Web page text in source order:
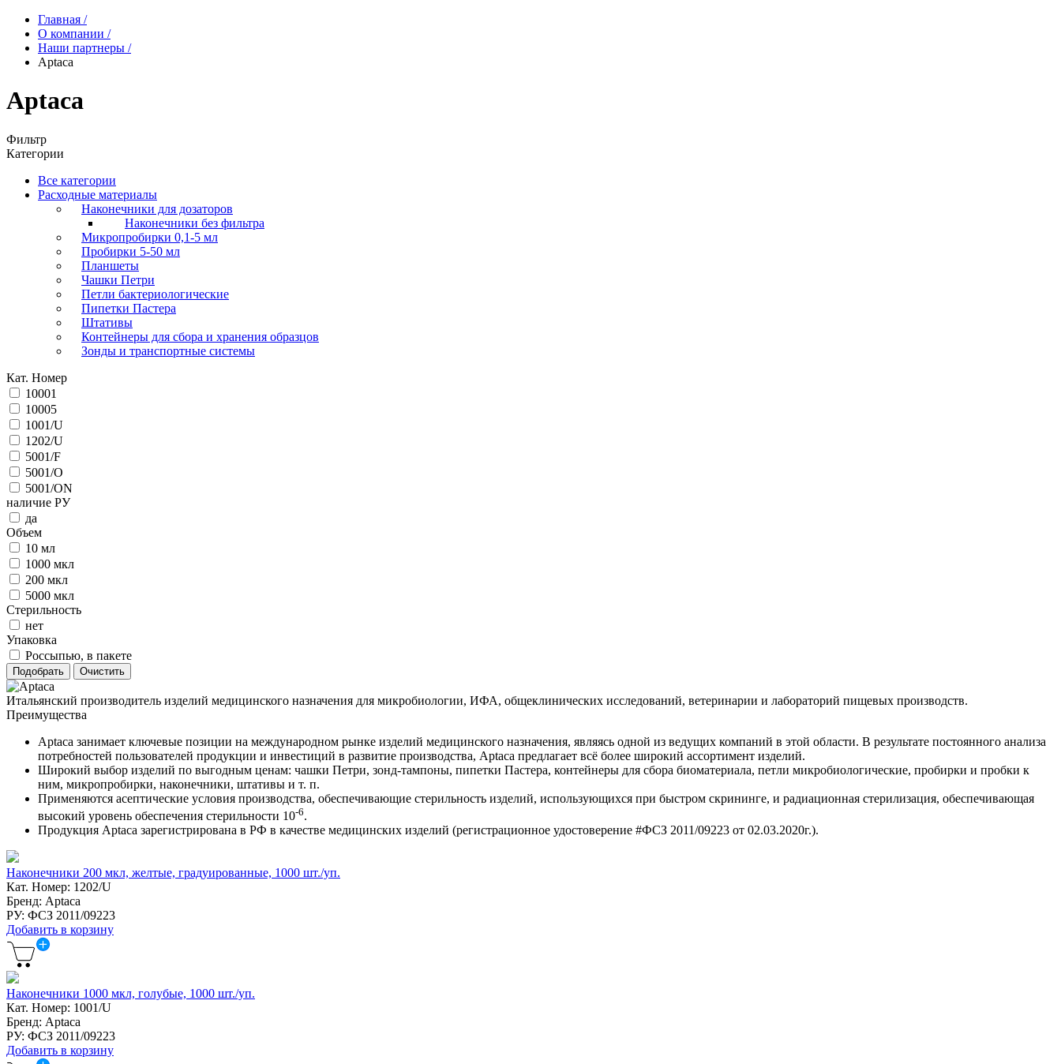
Главная /
О компании /
Наши партнеры /
Aptaca
Aptaca
Фильтр
Категории
Все категории
Расходные материалы
Наконечники для дозаторов
Наконечники без фильтра
Микропробирки 0,1-5 мл
Пробирки 5-50 мл
Планшеты
Чашки Петри
Петли бактериологические
Пипетки Пастера
Штативы
Контейнеры для сбора и хранения образцов
Зонды и транспортные системы
Кат. Номер
10001
10005
1001/U
1202/U
5001/F
5001/O
5001/ON
наличие РУ
да
Объем
10 мл
1000 мкл
200 мкл
5000 мкл
Стерильность
нет
Упаковка
Россыпью, в пакете
Итальянский производитель изделий медицинского назначения для микробиологии, ИФА, общеклинических исследований, ветеринарии и лабораторий пищевых производств.
Преимущества
Aptaca занимает ключевые позиции на международном рынке изделий медицинского назначения, являясь одной из ведущих компаний в этой области. В результате постоянного анализа
потребностей пользователей продукции и инвестиций в развитие производства, Aptaca предлагает всё более широкий ассортимент изделий.
Широкий выбор изделий по выгодным ценам: чашки Петри, зонд-тампоны, пипетки Пастера, контейнеры для сбора биоматериала, петли микробиологические, пробирки и пробки к
ним, микропробирки, наконечники, штативы и т. п.
Применяются асептические условия производства, обеспечивающие стерильность изделий, использующихся при быстром скрининге, и радиационная стерилизация, обеспечивающая
высокий уровень обеспечения стерильности 10-6.
Продукция Aptaca зарегистрирована в РФ в качестве медицинских изделий (регистрационное удостоверение #ФСЗ 2011/09223 от 02.03.2020г.).
Наконечники 200 мкл, желтые, градуированные, 1000 шт./уп.
Кат. Номер: 1202/U
Бренд: Aptaca
РУ: ФСЗ 2011/09223
Добавить в корзину
Наконечники 1000 мкл, голубые, 1000 шт./уп.
Кат. Номер: 1001/U
Бренд: Aptaca
РУ: ФСЗ 2011/09223
Добавить в корзину